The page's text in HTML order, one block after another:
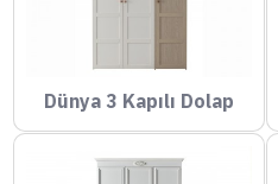
Dünya 3 Kapılı Dolap